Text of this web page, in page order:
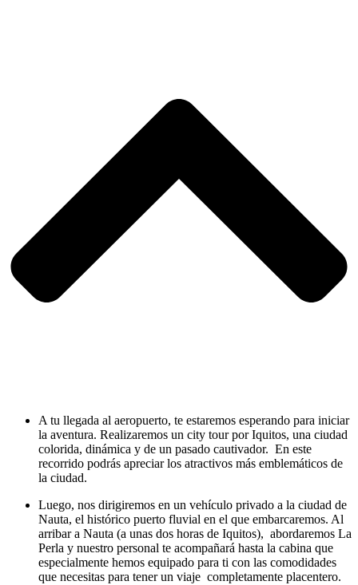
A tu llegada al aeropuerto, te estaremos esperando para iniciar
la aventura. Realizaremos un city tour por Iquitos, una ciudad
colorida, dinámica y de un pasado cautivador. En este
recorrido podrás apreciar los atractivos más emblemáticos de
la ciudad.
Luego, nos dirigiremos en un vehículo privado a la ciudad de
Nauta, el histórico puerto fluvial en el que embarcaremos. Al
arribar a Nauta (a unas dos horas de Iquitos), abordaremos La
Perla y nuestro personal te acompañará hasta la cabina que
especialmente hemos equipado para ti con las comodidades
que necesitas para tener un viaje completamente placentero.